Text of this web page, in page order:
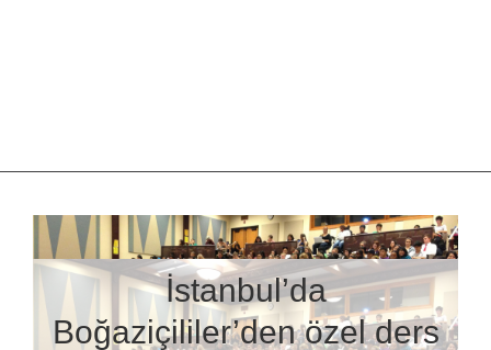
İstanbul’da
Boğaziçililer’den özel ders